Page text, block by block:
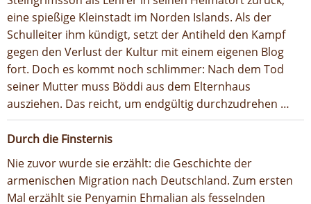
eine spießige Kleinstadt im Norden Islands. Als der
Schulleiter ihm kündigt, setzt der Antiheld den Kampf
gegen den Verlust der Kultur mit einem eigenen Blog
fort. Doch es kommt noch schlimmer: Nach dem Tod
seiner Mutter muss Böddi aus dem Elternhaus
ausziehen. Das reicht, um endgültig durchzudrehen …
Durch die Finsternis
Nie zuvor wurde sie erzählt: die Geschichte der
armenischen Migration nach Deutschland. Zum ersten
Mal erzählt sie Penyamin Ehmalian als fesselnden